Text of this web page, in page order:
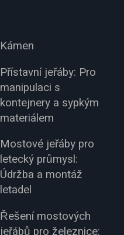
Kámen
Přístavní jeřáby: Pro
manipulaci s
kontejnery a sypkým
materiálem
Mostové jeřáby pro
letecký průmysl:
Údržba a montáž
letadel
Řešení mostových
jeřábů pro železnice: